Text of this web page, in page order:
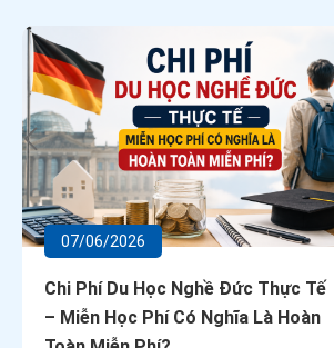
07/06/2026
Chi Phí Du Học Nghề Đức Thực Tế
– Miễn Học Phí Có Nghĩa Là Hoàn